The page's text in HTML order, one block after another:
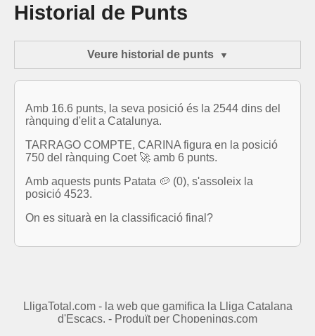
Historial de Punts
Veure historial de punts
Amb 16.6 punts, la seva posició és la 2544 dins del
rànquing d'elit a Catalunya.
TARRAGO COMPTE, CARINA figura en la posició
750 del rànquing Coet 🚀 amb 6 punts.
Amb aquests punts Patata 🥔 (0), s'assoleix la
posició 4523.
On es situarà en la classificació final?
LligaTotal.com - la web que gamifica la Lliga Catalana
d'Escacs. - Produït per Chopenings.com